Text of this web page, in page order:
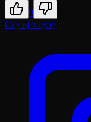
0
Czytaj więcej